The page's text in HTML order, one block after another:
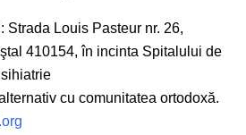
Strada Louis Pasteur nr. 26,
410154, în incinta Spitalului de
cu comunitatea ortodoxă.